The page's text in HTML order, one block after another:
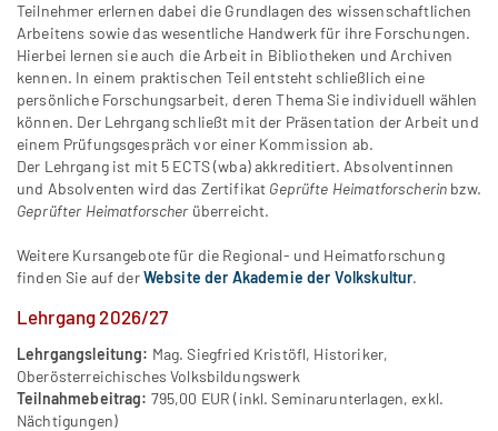
Teilnehmer erlernen dabei die Grundlagen des wissenschaftlichen
Arbeitens sowie das wesentliche Handwerk für ihre Forschungen.
Hierbei lernen sie auch die Arbeit in Bibliotheken und Archiven
kennen. In einem praktischen Teil entsteht schließlich eine
persönliche Forschungsarbeit, deren Thema Sie individuell wählen
können. Der Lehrgang schließt mit der Präsentation der Arbeit und
einem Prüfungsgespräch vor einer Kommission ab.
Der Lehrgang ist mit 5 ECTS (wba) akkreditiert. Absolventinnen
und Absolventen wird das Zertifikat Geprüfte Heimatforscherin bzw.
Geprüfter Heimatforscherüberreicht.
Weitere Kursangebote für die Regional- und Heimatforschung
finden Sie auf derWebsite der Akademie der Volkskultur.
Lehrgang 2026/27
Lehrgangsleitung: Mag. Siegfried Kristöfl, Historiker,
Oberösterreichisches Volksbildungswerk
Teilnahmebeitrag: 795,00 EUR (inkl. Seminarunterlagen, exkl.
Nächtigungen)